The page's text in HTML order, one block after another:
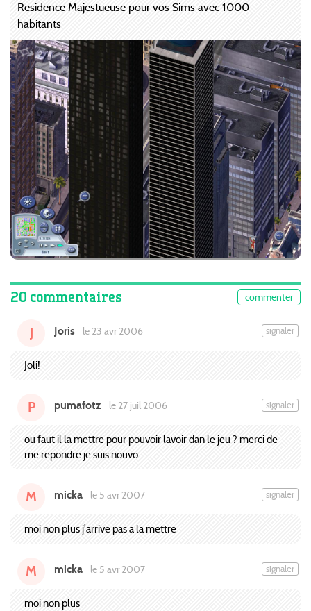
Residence Majestueuse pour vos Sims avec 1000
habitants
20 commentaires commenter
J Joris le 23 avr 2006 signaler
Joli!
P pumafotz le 27 juil 2006 signaler
ou faut il la mettre pour pouvoir lavoir dan le jeu ? merci de
me repondre je suis nouvo
M micka le 5 avr 2007 signaler
moi non plus j'arrive pas a la mettre
M micka le 5 avr 2007 signaler
moi non plus